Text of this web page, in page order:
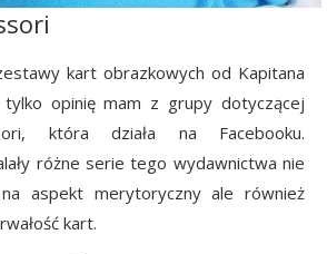
kart obrazkowych od Kapitana
tylko opinię mam z grupy dotyczącej
która działa na Facebooku.
różne serie tego wydawnictwa nie
aspekt merytoryczny ale również
kart.